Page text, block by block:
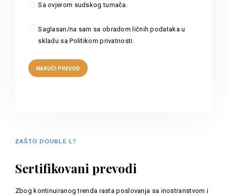
Sa ovjerom sudskog tumača.
Saglasan/na sam sa obradom ličnih podataka u
skladu sa Politikom privatnosti.
ZAŠTO DOUBLE L?
Sertifikovani prevodi
Zbog kontinuiranog trenda rasta poslovanja sa inostranstvom i